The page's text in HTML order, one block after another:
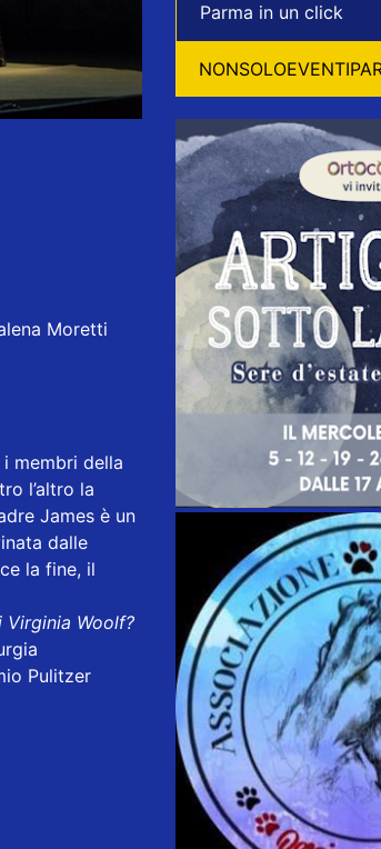
Moretti
membri della
l’altro la
James è un
dalle
la fine, il
Virginia Woolf?
Pulitzer
Parma in un click